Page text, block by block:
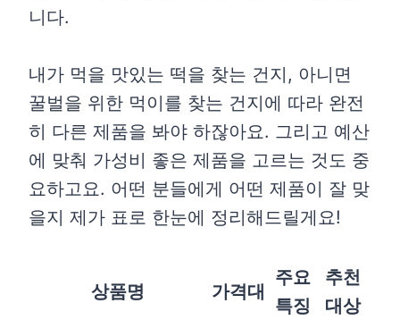
니다.
내가 먹을 맛있는 떡을 찾는 건지, 아니면
꿀벌을 위한 먹이를 찾는 건지에 따라 완전
히 다른 제품을 봐야 하잖아요. 그리고 예산
에 맞춰 가성비 좋은 제품을 고르는 것도 중
요하고요. 어떤 분들에게 어떤 제품이 잘 맞
을지 제가 표로 한눈에 정리해드릴게요!
상품명 가격대
주요
특징
추천
대상